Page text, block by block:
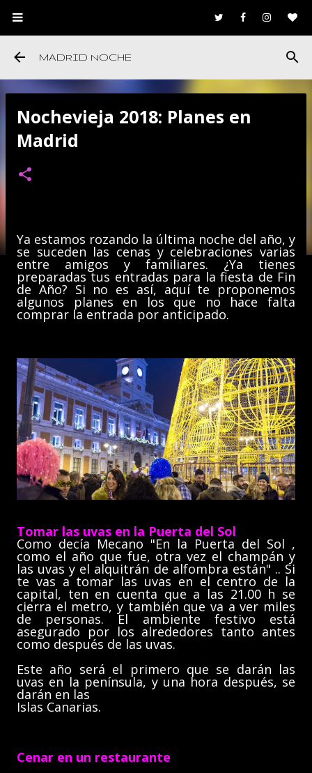
Ir al contenido principal
MADRID NOCHE
Nochevieja 2018: Planes en
Madrid
Ya estamos rozando la última noche del año, y
se suceden las cenas y celebraciones varias
entre amigos y familiares. ¿Ya tienes
preparadas tus entradas para la fiesta de Fin
de Año? Si no es así, aquí te proponemos
algunos planes en los que no hace falta
comprar la entrada por anticipado.
Tomar las uvas en la Puerta del Sol
Como decía Mecano "En la Puerta del Sol ,
como el año que fue, otra vez el champán y
las uvas y el alquitrán de alfombra están" .. Si
te vas a tomar las uvas en el centro de la
capital, ten en cuenta que a las 21.00 h se
cierra el metro, y también que va a ver miles
de personas. El ambiente festivo está
asegurado por los alrededores tanto antes
como después de las uvas.
Este año será el primero que se darán las
uvas en la península, y una hora después, se
darán en las
Islas Canarias.
Cenar en un restaurante